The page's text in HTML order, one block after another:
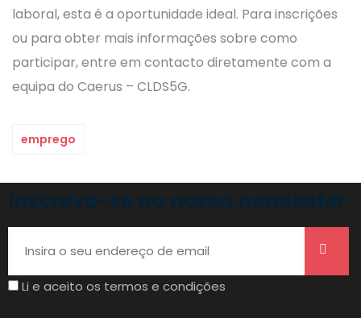
laboral, esta é a oportunidade ideal. Para inscrições
ou para obter mais informações sobre como
participar, entre em contacto diretamente com a
equipa do Caerus – CLDS5G.
emprego
Inscreva-se na nossa newsletter
Li e aceito os termos e condições